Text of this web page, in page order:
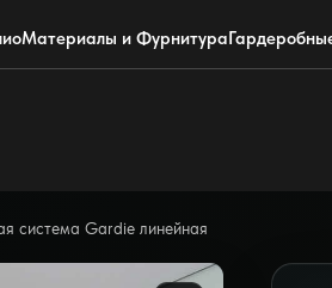
Материалы и Фурнитура Telegram
система Gardie линейная